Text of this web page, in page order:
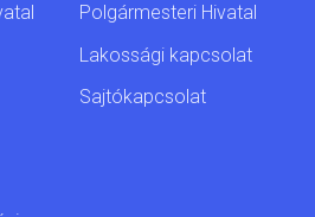
Polgármesteri Hivatal
Lakossági kapcsolat
Sajtókapcsolat